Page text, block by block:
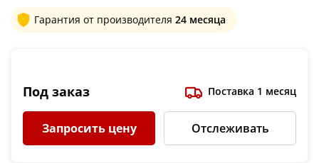
Гарантия от производителя 24 месяца
Под заказ Поставка 1 месяц
Запросить цену Отслеживать